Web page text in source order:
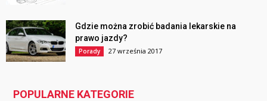
Gdzie można zrobić badania lekarskie na
prawo jazdy?
Porady 27 września 2017
POPULARNE KATEGORIE